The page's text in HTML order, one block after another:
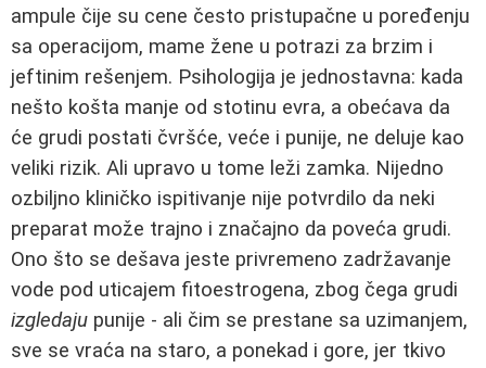
ampule čije su cene često pristupačne u poređenju
sa operacijom, mame žene u potrazi za brzim i
jeftinim rešenjem. Psihologija je jednostavna: kada
nešto košta manje od stotinu evra, a obećava da
će grudi postati čvršće, veće i punije, ne deluje kao
veliki rizik. Ali upravo u tome leži zamka. Nijedno
ozbiljno kliničko ispitivanje nije potvrdilo da neki
preparat može trajno i značajno da poveća grudi.
Ono što se dešava jeste privremeno zadržavanje
vode pod uticajem fitoestrogena, zbog čega grudi
izgledaju punije - ali čim se prestane sa uzimanjem,
sve se vraća na staro, a ponekad i gore, jer tkivo